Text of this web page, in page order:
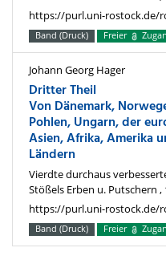
https://purl.uni-rostock.de/
Band (Druck) Freier
Johann Georg Hager
Dritter Theil
Von Dänemark,
Pohlen, Ungarn, der
Asien, Afrika, Amerika
Ländern
Vierdte durchaus
Stößels Erben u. Putschern ,
https://purl.uni-rostock.de/
Band (Druck) Freier